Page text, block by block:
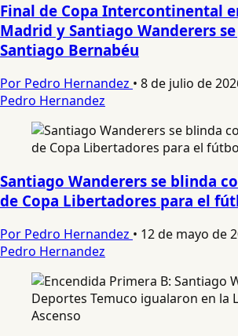
Final de Copa Intercontinental
Madrid y Santiago Wanderers
Santiago Bernabéu
Por Pedro Hernandez • 8 de julio de
Pedro Hernandez
Santiago Wanderers se blinda
de Copa Libertadores para el
Por Pedro Hernandez • 12 de mayo de
Pedro Hernandez